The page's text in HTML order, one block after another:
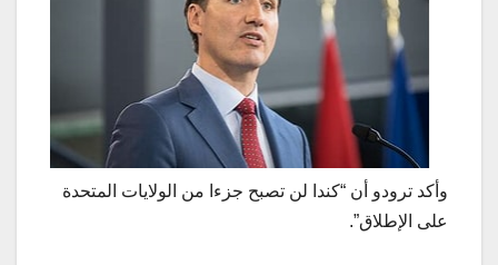
وأكد ترودو أن “كندا لن تصبح جزءا من الولايات المتحدة
على الإطلاق”.